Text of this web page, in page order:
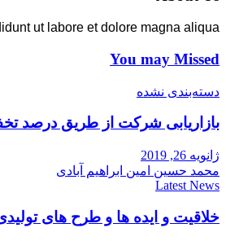
ut labore et dolore magna aliqua.
You may Missed
دسته‌بندی نشده
بازاریابی شرکت از طریق درصد
ژانویه 26, 2019
محمد حسین امین ابراهیم آبادی
Latest News
خلاقیت و ایده ها و طرح های